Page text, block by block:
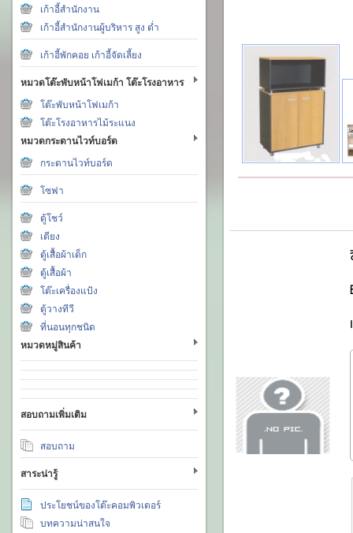
เก้าอี้สำนักงาน
เก้าอี้สำนักงานผู้บริหาร สูง ต่ำ
เก้าอี้พักคอย เก้าอี้จัดเลี้ยง
หมวดโต๊ะพับหน้าโฟเมก้า โต๊ะโรงอาหาร
โต๊ะพับหน้าโฟเมก้า
โต๊ะโรงอาหารไม้ระแนง
หมวดกระดานไวท์บอร์ด
กระดานไวท์บอร์ด
โซฟา
ตู้โชว์
เตียง
ตู้เสื้อผ้าเด็ก
ตู้เสื้อผ้า
โต๊ะเครื่องแป้ง
ตู้วางทีวี
ที่นอนทุกชนิด
หมวดหมู่สินค้า
สอบถามเพิ่มเติม
สอบถาม
สาระน่ารู้
ประโยชน์ของโต๊ะคอมพิวเตอร์
บทความน่าสนใจ